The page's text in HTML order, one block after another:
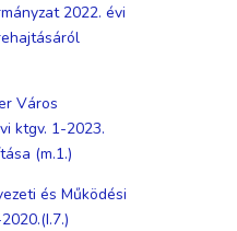
2022. évi
Város
ktgv. 1-2023.
(m.1.)
és Működési